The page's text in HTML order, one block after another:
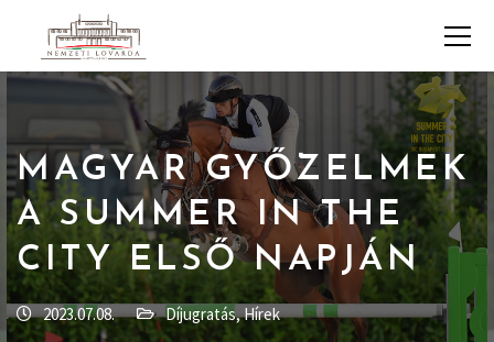
MAGYAR GYŐZELMEK
A SUMMER IN THE
CITY ELSŐ NAPJÁN
2023.07.08. Díjugratás,Hírek